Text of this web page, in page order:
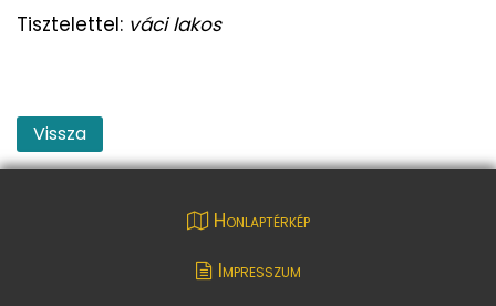
Tisztelettel: váci lakos
Vissza
Honlaptérkép
Impresszum